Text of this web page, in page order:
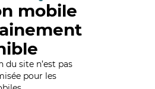
mobile
du site n’est pas
pour les